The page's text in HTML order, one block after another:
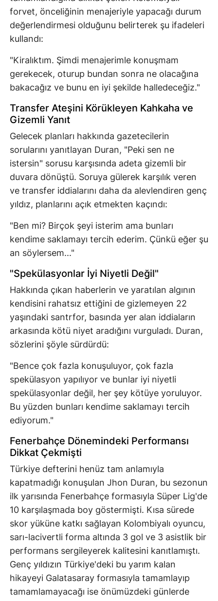
forvet, önceliğinin menajeriyle yapacağı durum
değerlendirmesi olduğunu belirterek şu ifadeleri
kullandı:
"Kiralıktım. Şimdi menajerimle konuşmam
gerekecek, oturup bundan sonra ne olacağına
bakacağız ve bunu en iyi şekilde halledeceğiz."
Transfer Ateşini Körükleyen Kahkaha ve
Gizemli Yanıt
Gelecek planları hakkında gazetecilerin
sorularını yanıtlayan Duran, "Peki sen ne
istersin" sorusu karşısında adeta gizemli bir
duvara dönüştü. Soruya gülerek karşılık veren
ve transfer iddialarını daha da alevlendiren genç
yıldız, planlarını açık etmekten kaçındı:
"Ben mi? Birçok şeyi isterim ama bunları
kendime saklamayı tercih ederim. Çünkü eğer şu
an söylersem..."
"Spekülasyonlar İyi Niyetli Değil"
Hakkında çıkan haberlerin ve yaratılan algının
kendisini rahatsız ettiğini de gizlemeyen 22
yaşındaki santrfor, basında yer alan iddiaların
arkasında kötü niyet aradığını vurguladı. Duran,
sözlerini şöyle sürdürdü:
"Bence çok fazla konuşuluyor, çok fazla
spekülasyon yapılıyor ve bunlar iyi niyetli
spekülasyonlar değil, her şey kötüye yoruluyor.
Bu yüzden bunları kendime saklamayı tercih
ediyorum."
Fenerbahçe Dönemindeki Performansı
Dikkat Çekmişti
Türkiye defterini henüz tam anlamıyla
kapatmadığı konuşulan Jhon Duran, bu sezonun
ilk yarısında Fenerbahçe formasıyla Süper Lig'de
10 karşılaşmada boy göstermişti. Kısa sürede
skor yüküne katkı sağlayan Kolombiyalı oyuncu,
sarı-lacivertli forma altında 3 gol ve 3 asistlik bir
performans sergileyerek kalitesini kanıtlamıştı.
Genç yıldızın Türkiye'deki bu yarım kalan
hikayeyi Galatasaray formasıyla tamamlayıp
tamamlamayacağı ise önümüzdeki günlerde